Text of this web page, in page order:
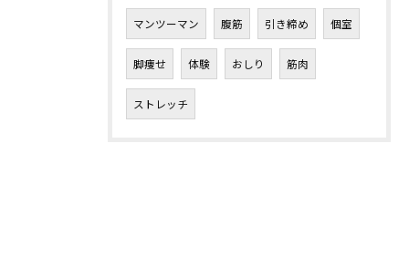
マンツーマン 腹筋 引き締め 個室
脚痩せ 体験 おしり 筋肉
ストレッチ